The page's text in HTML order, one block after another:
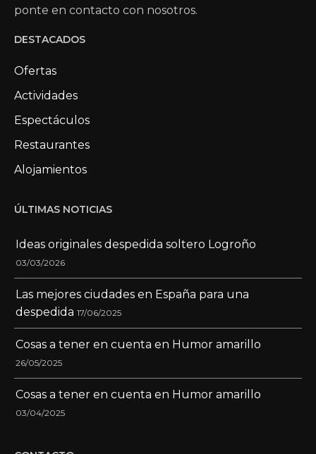
ponte en contacto con nosotros.
DESTACADOS
Ofertas
Actividades
Espectáculos
Restaurantes
Alojamientos
ÚLTIMAS NOTICIAS
Ideas originales despedida soltero Logroño
03/03/2026
Las mejores ciudades en España para una
despedida 17/06/2025
Cosas a tener en cuenta en Humor amarillo
26/05/2025
Cosas a tener en cuenta en Humor amarillo
03/04/2025